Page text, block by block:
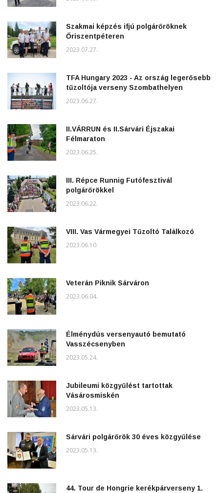
Szakmai képzés ifjú polgárőröknek
Őriszentpéteren
2023.07.27.
TFA Hungary 2023 - Az ország legerősebb
tűzoltója verseny Szombathelyen
2023.06.27.
II.VÁRRUN és II.Sárvári Éjszakai
Félmaraton
2023.06.25.
III. Répce Runnig Futófesztivál
polgárőrökkel
2023.06.22.
VIII. Vas Vármegyei Tűzoltó Találkozó
2023.06.10.
Veterán Piknik Sárváron
2023.06.04.
Élménydús versenyautó bemutató
Vasszécsenyben
2023.05.24.
Jubileumi közgyűlést tartottak
Vásárosmiskén
2023.05.13.
Sárvári polgárőrök 30 éves közgyűlése
2023.05.13.
44. Tour de Hongrie kerékpárverseny 1.